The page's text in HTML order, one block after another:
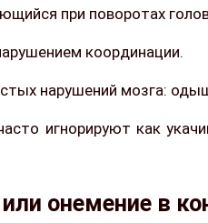
при поворотах
координации.
нарушений мозга:
игнорируют как
онемение в